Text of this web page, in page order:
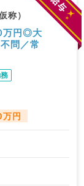
称）
万円◎大
問／常
円